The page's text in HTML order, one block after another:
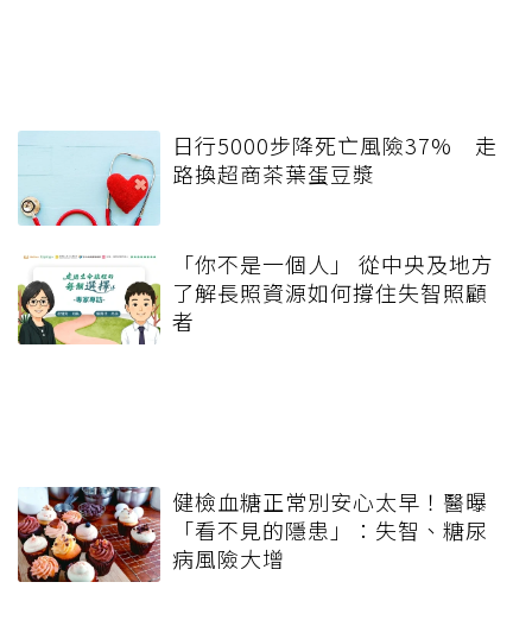
日行5000步降死亡風險37% 走
路換超商茶葉蛋豆漿
「你不是一個人」 從中央及地方
了解長照資源如何撐住失智照顧
者
健檢血糖正常別安心太早！醫曝
「看不見的隱患」：失智、糖尿
病風險大增